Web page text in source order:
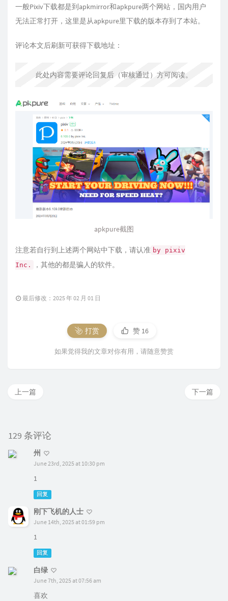
一般Pixiv下载都是到apkmirror和apkpure两个网站，国内用户
无法正常打开，这里是从apkpure里下载的版本存到了本站。
评论本文后刷新可获得下载地址：
此处内容需要评论回复后（审核通过）方可阅读。
apkpure截图
注意若自行到上述两个网站中下载，请认准 by pixiv
Inc.
，其他的都是骗人的软件。
最后修改：2025 年 02 月 01 日
打赏 赞 16
如果觉得我的文章对你有用，请随意赞赏
下一篇
上一篇
129 条评论
州
June 23rd, 2025 at 10:30 pm
1
回复
刚下飞机的人士
June 14th, 2025 at 01:59 pm
1
回复
白绿
June 7th, 2025 at 07:56 am
喜欢